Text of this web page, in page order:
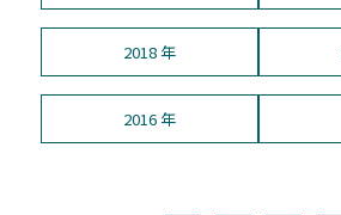
2018 年
2016 年